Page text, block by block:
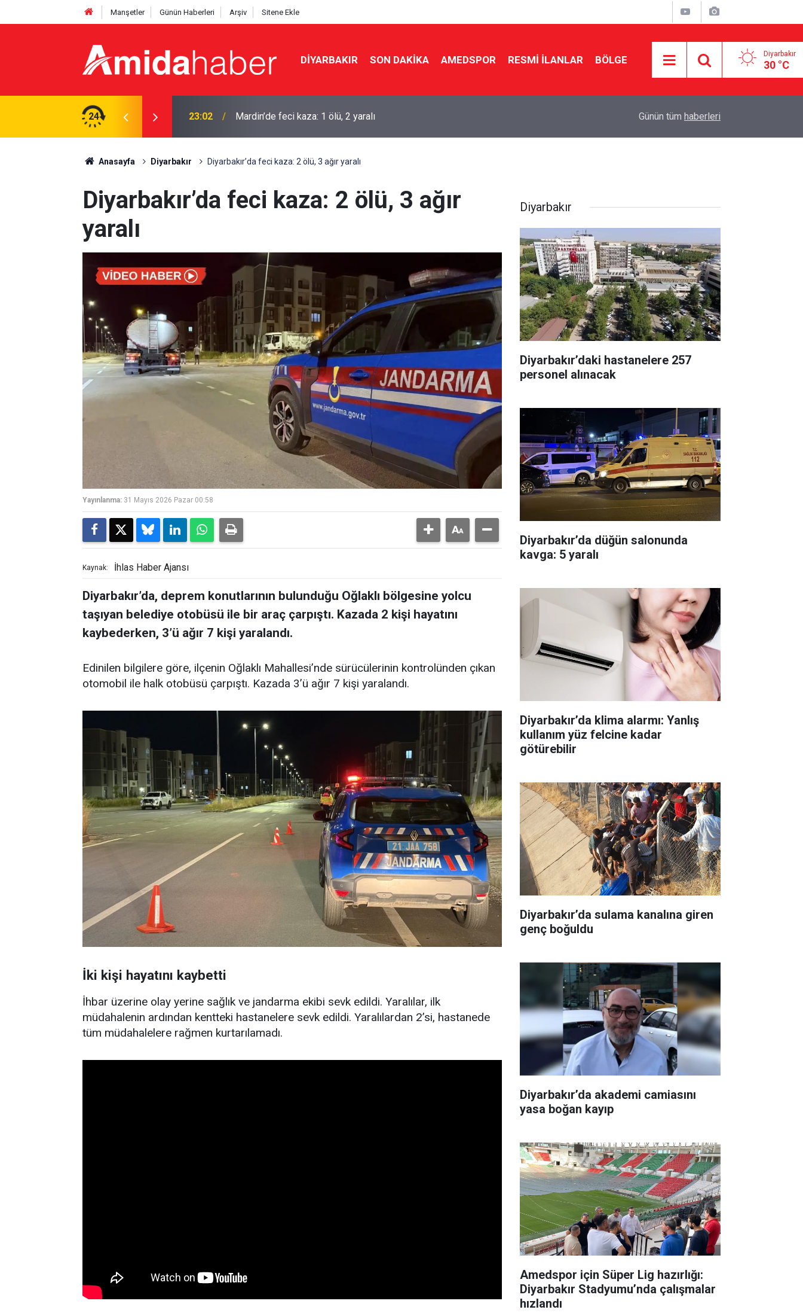
Manşetler Günün Haberleri Arşiv Sitene Ekle
DIYARBAKIR SON DAKIKA AMEDSPOR RESMI İLANLAR BÖLGE Diyarbakır
30 °C
24 22:50 Cumhurbaşkanı Erdoğan Suudi Arabistan’a gidiyor MGK’den çözüm süreci mesajı: Tarihi bir
Günün tüm haberleri
Anasayfa Diyarbakır Diyarbakır’da feci kaza: 2 ölü, 3 ağır yaralı
Diyarbakır’da feci kaza: 2 ölü, 3 ağır
yaralı
Yayınlanma: 31 Mayıs 2026 Pazar 00:58
Kaynak: İhlas Haber Ajansı
Diyarbakır’da, deprem konutlarının bulunduğu Oğlaklı bölgesine yolcu
taşıyan belediye otobüsü ile bir araç çarpıştı. Kazada 2 kişi hayatını
kaybederken, 3’ü ağır 7 kişi yaralandı.
Edinilen bilgilere göre, ilçenin Oğlaklı Mahallesi’nde sürücülerinin kontrolünden çıkan
otomobil ile halk otobüsü çarpıştı. Kazada 3’ü ağır 7 kişi yaralandı.
İki kişi hayatını kaybetti
İhbar üzerine olay yerine sağlık ve jandarma ekibi sevk edildi. Yaralılar, ilk
müdahalenin ardından kentteki hastanelere sevk edildi. Yaralılardan 2’si, hastanede
tüm müdahalelere rağmen kurtarılamadı.
Diyarbakır
Diyarbakır’daki hastanelere 257
personel alınacak
Diyarbakır’da düğün salonunda
kavga: 5 yaralı
Diyarbakır’da klima alarmı: Yanlış
kullanım yüz felcine kadar
götürebilir
Diyarbakır’da sulama kanalına giren
genç boğuldu
Diyarbakır’da akademi camiasını
yasa boğan kayıp
Amedspor için Süper Lig hazırlığı:
Diyarbakır Stadyumu’nda çalışmalar
hızlandı